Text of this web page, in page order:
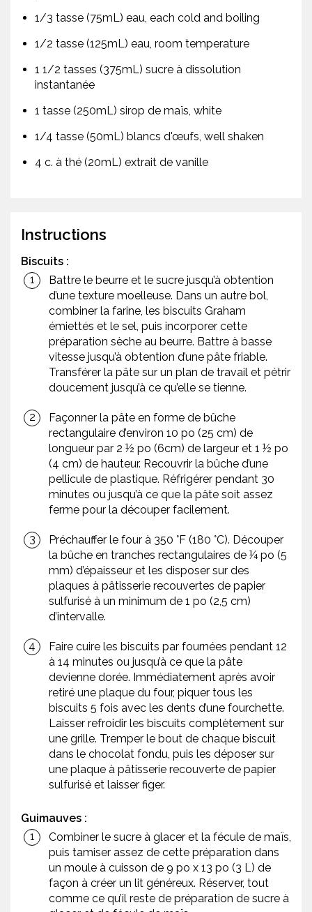
1/3 tasse (75mL) eau, each cold and boiling
1/2 tasse (125mL) eau, room temperature
1 1/2 tasses (375mL) sucre à dissolution
instantanée
1 tasse (250mL) sirop de maïs, white
1/4 tasse (50mL) blancs d'œufs, well shaken
4 c. à thé (20mL) extrait de vanille
Instructions
Biscuits :
Battre le beurre et le sucre jusqu’à obtention
d’une texture moelleuse. Dans un autre bol,
combiner la farine, les biscuits Graham
émiettés et le sel, puis incorporer cette
préparation sèche au beurre. Battre à basse
vitesse jusqu’à obtention d’une pâte friable.
Transférer la pâte sur un plan de travail et pétrir
doucement jusqu’à ce qu’elle se tienne.
Façonner la pâte en forme de bûche
rectangulaire d’environ 10 po (25 cm) de
longueur par 2 ½ po (6cm) de largeur et 1 ½ po
(4 cm) de hauteur. Recouvrir la bûche d’une
pellicule de plastique. Réfrigérer pendant 30
minutes ou jusqu’à ce que la pâte soit assez
ferme pour la découper facilement.
Préchauffer le four à 350 °F (180 °C). Découper
la bûche en tranches rectangulaires de ¼ po (5
mm) d’épaisseur et les disposer sur des
plaques à pâtisserie recouvertes de papier
sulfurisé à un minimum de 1 po (2,5 cm)
d’intervalle.
Faire cuire les biscuits par fournées pendant 12
à 14 minutes ou jusqu’à ce que la pâte
devienne dorée. Immédiatement après avoir
retiré une plaque du four, piquer tous les
biscuits 5 fois avec les dents d’une fourchette.
Laisser refroidir les biscuits complètement sur
une grille. Tremper le bout de chaque biscuit
dans le chocolat fondu, puis les déposer sur
une plaque à pâtisserie recouverte de papier
sulfurisé et laisser figer.
Guimauves :
Combiner le sucre à glacer et la fécule de maïs,
puis tamiser assez de cette préparation dans
un moule à cuisson de 9 po x 13 po (3 L) de
façon à créer un lit généreux. Réserver, tout
comme ce qu’il reste de préparation de sucre à